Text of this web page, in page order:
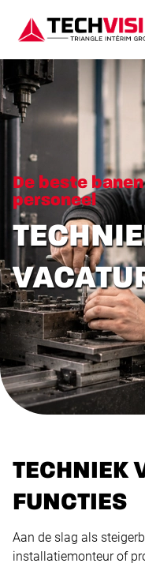
De beste
personeel
TECHNIEK
FUNCTIES
Aan de slag als
installatiemonteur of